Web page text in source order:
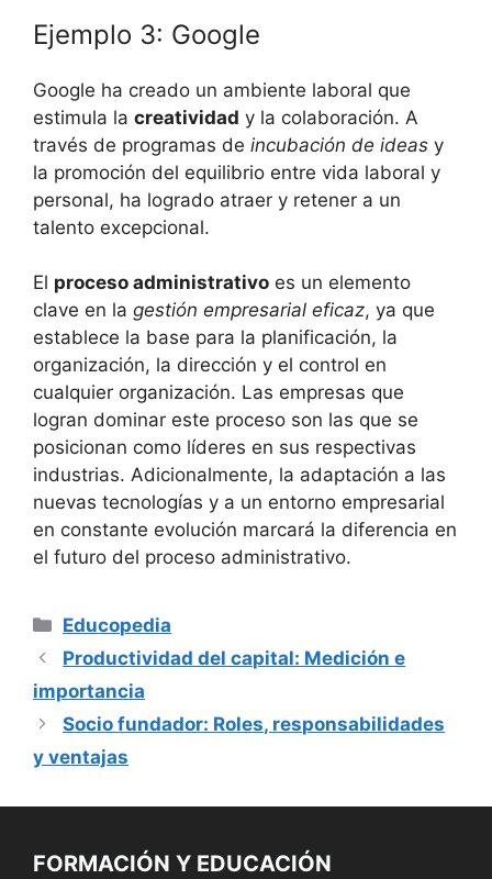
Ejemplo 3: Google
Google ha creado un ambiente laboral que
estimula la creatividad y la colaboración. A
través de programas de incubación de ideas y
la promoción del equilibrio entre vida laboral y
personal, ha logrado atraer y retener a un
talento excepcional.
El proceso administrativo es un elemento
clave en la gestión empresarial eficaz, ya que
establece la base para la planificación, la
organización, la dirección y el control en
cualquier organización. Las empresas que
logran dominar este proceso son las que se
posicionan como líderes en sus respectivas
industrias. Adicionalmente, la adaptación a las
nuevas tecnologías y a un entorno empresarial
en constante evolución marcará la diferencia en
el futuro del proceso administrativo.
Categorías
Educopedia
Productividad del capital: Medición e
importancia
Socio fundador: Roles, responsabilidades
y ventajas
FORMACIÓN Y EDUCACIÓN